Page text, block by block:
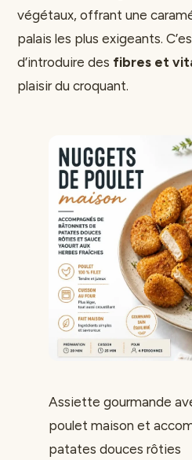
végétaux, offrant une
palais les plus exigeants.
d’introduire des fibres et
plaisir du croquant.
Assiette gourmande
poulet maison et
patates douces rôties